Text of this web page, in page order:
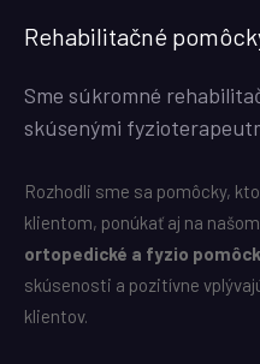
Rehabilitačné
Sme súkromné
skúsenými
Rozhodli sme sa pomôcky,
klientom, ponúkať aj na
ortopedické a fyzio
skúsenosti a pozitívne
klientov.